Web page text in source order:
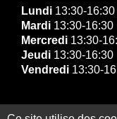
Lundi 13:30-16:30
Mardi 13:30-16:30
Mercredi 13:30-
Jeudi 13:30-16:30
Vendredi 13:30-